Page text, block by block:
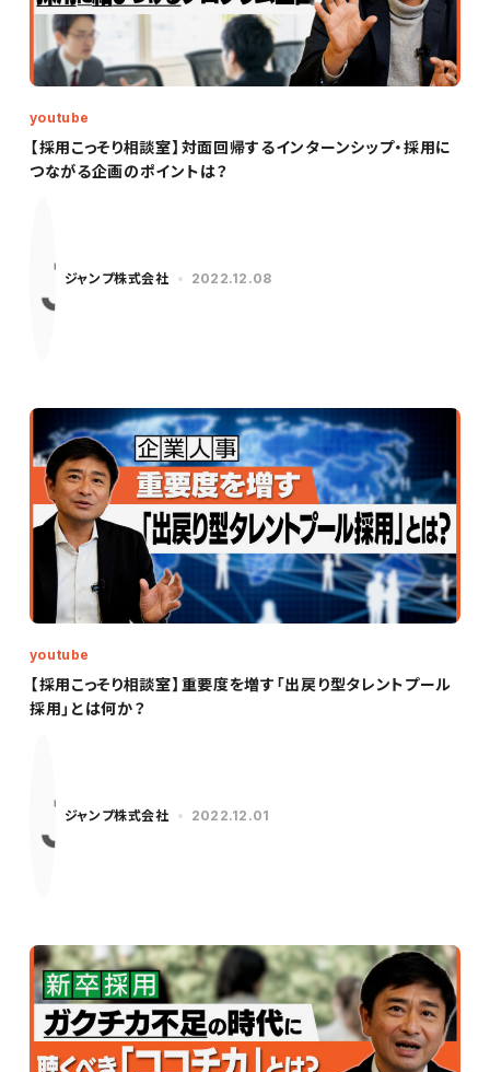
【採用こっそり相談室】対面回帰するインターンシップ・採用に
つながる企画のポイントは？
youtube
ジャンプ株式会社 2022.12.08
【採用こっそり相談室】重要度を増す「出戻り型タレントプール
採用」とは何か？
youtube
ジャンプ株式会社 2022.12.01